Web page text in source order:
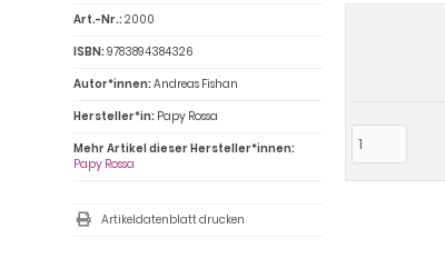
Art.-Nr.:2000
ISBN:9783894384326
Autor*innen:Andreas Fishan
Hersteller*in: Papy Rossa
Mehr Artikel dieser Hersteller*innen:
Papy Rossa
Artikeldatenblatt drucken